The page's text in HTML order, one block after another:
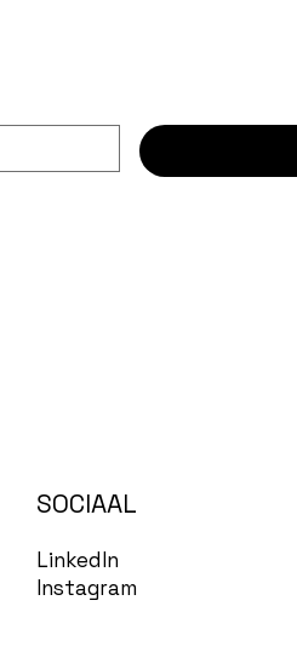
SOCIAAL
LinkedIn
Instagram